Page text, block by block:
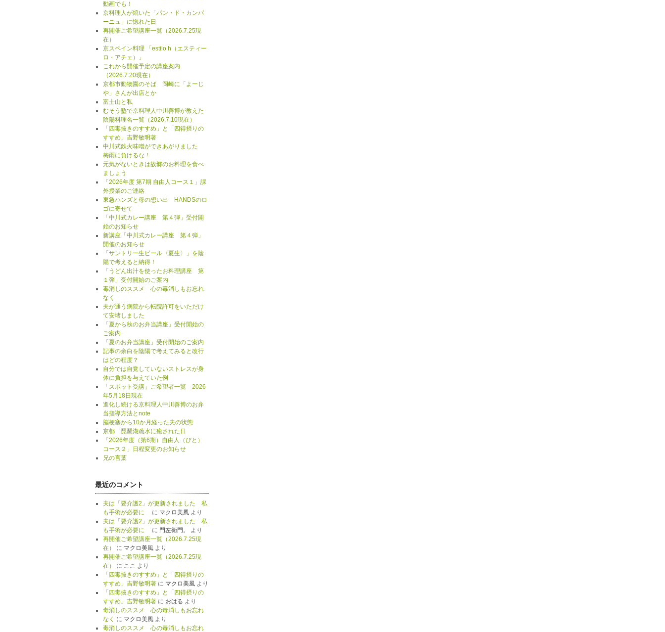
動画でも！
京料理人が焼いた「パン・ド・カンパ
ーニュ」に惚れた日
再開催ご希望講座一覧（2026.7.25現
在）
京スペイン料理 「estilo h（エスティー
ロ・アチェ）」
これから開催予定の講座案内
（2026.7.20現在）
京都市動物園のそば 岡崎に「よーじ
や」さんが出店とか
富士山と私
むそう塾で京料理人中川善博が教えた
陰陽料理名一覧（2026.7.10現在）
「四毒抜きのすすめ」と「四得摂りの
すすめ」吉野敏明著
中川式鉄火味噌ができあがりました
梅雨に負けるな！
元気がないときは故郷のお料理を食べ
ましょう
「2026年度 第7期 自由人コース１」課
外授業のご連絡
東急ハンズと母の想い出 HANDSのロ
ゴに寄せて
「中川式カレー講座 第４弾」受付開
始のお知らせ
新講座「中川式カレー講座 第４弾」
開催のお知らせ
「サントリー生ビール〈夏生〉」を陰
陽で考えると納得！
「うどん出汁を使ったお料理講座 第
１弾」受付開始のご案内
毒消しのススメ 心の毒消しもお忘れ
なく
夫が通う病院から転院許可をいただけ
て安堵しました
「夏から秋のお弁当講座」受付開始の
ご案内
「夏のお弁当講座」受付開始のご案内
記事の余白を陰陽で考えてみると改行
はどの程度？
自分では自覚していないストレスが身
体に負担を与えていた例
「スポット受講」ご希望者一覧 2026
年5月18日現在
進化し続ける京料理人中川善博のお弁
当指導方法とnote
脳梗塞から10か月経った夫の状態
京都 琵琶湖疏水に癒された日
「2026年度（第6期）自由人（びと）
コース２」日程変更のお知らせ
兄の言葉
最近のコメント
夫は「要介護2」が更新されました 私
も手術が必要に
に マクロ美風より
夫は「要介護2」が更新されました 私
も手術が必要に
に 門左衛門。
より
再開催ご希望講座一覧（2026.7.25現
在）
に マクロ美風より
再開催ご希望講座一覧（2026.7.25現
在）
に ここ より
「四毒抜きのすすめ」と「四得摂りの
すすめ」吉野敏明著に マクロ美風より
「四毒抜きのすすめ」と「四得摂りの
すすめ」吉野敏明著に おはる より
毒消しのススメ 心の毒消しもお忘れ
なく に マクロ美風より
毒消しのススメ 心の毒消しもお忘れ